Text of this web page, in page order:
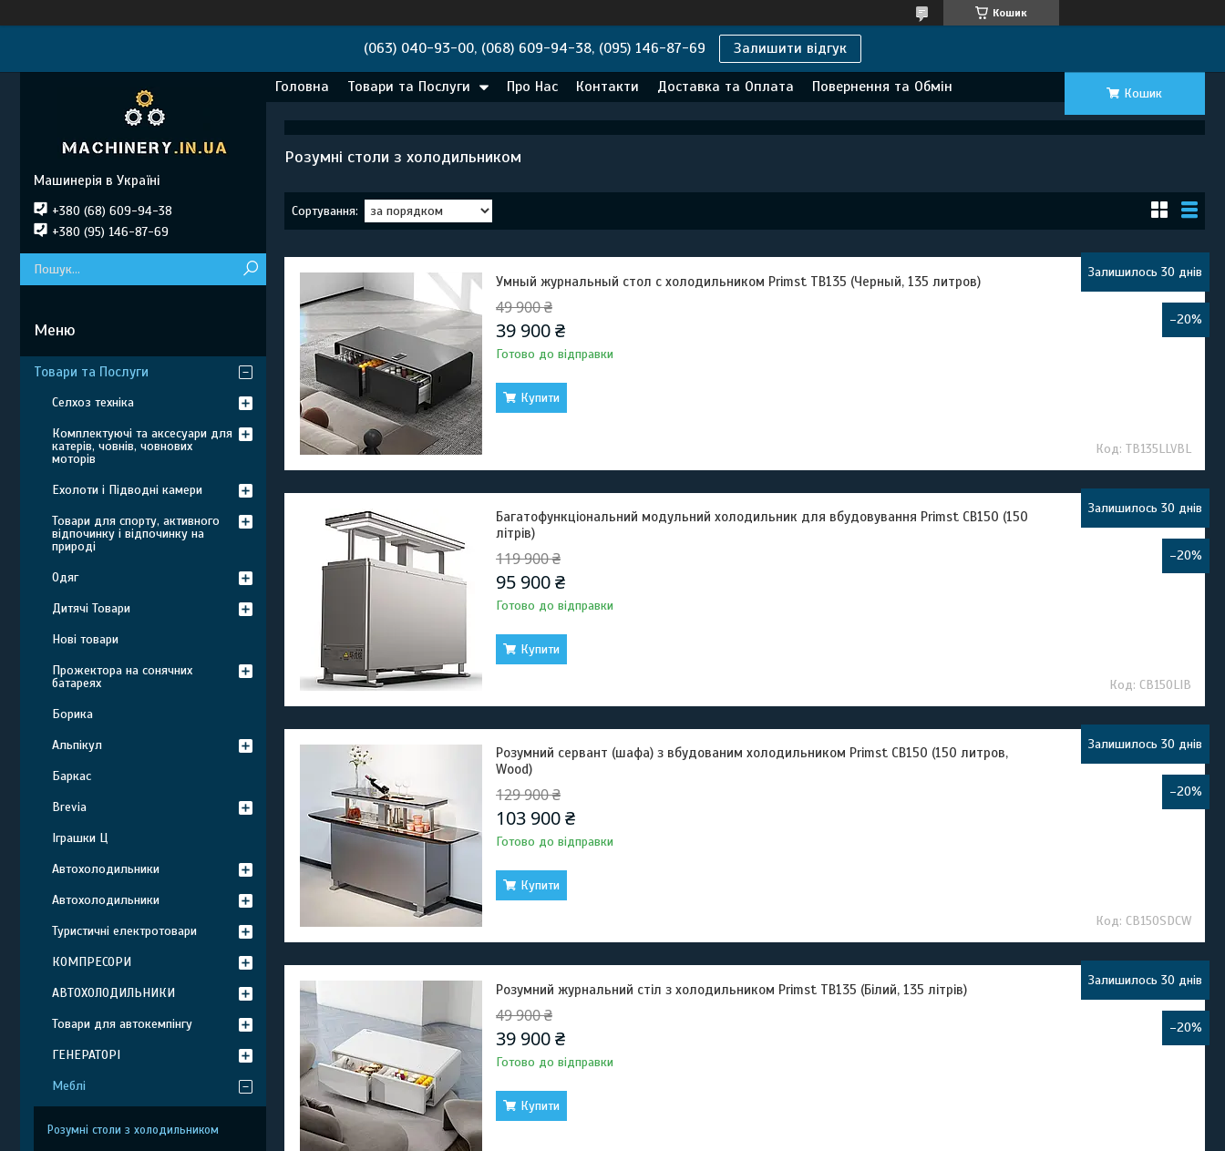
Кошик
(063) 040-93-00, (068) 609-94-38, (095) 146-87-69 Залишити відгук
Головна Товари та Послуги Про Нас Контакти Доставка та Оплата Повернення та Обмін Кошик
Розумні столи з холодильником
–20%
Залишилось 30 днів
Умный журнальный стол с холодильником Primst TB135 (Черный, 135 литров)
49 900 ₴
39 900 ₴
Готово до відправки
Купити
TB135LLVBL
–20%
Залишилось 30 днів
Багатофункціональний модульний холодильник для вбудовування Primst CB150 (150
літрів)
119 900 ₴
95 900 ₴
Готово до відправки
Купити
CB150LIB
–20%
Залишилось 30 днів
Розумний сервант (шафа) з вбудованим холодильником Primst CB150 (150 литров,
Wood)
129 900 ₴
103 900 ₴
Готово до відправки
Купити
CB150SDCW
–20%
Залишилось 30 днів
Розумний журнальний стіл з холодильником Primst TB135 (Білий, 135 літрів)
49 900 ₴
39 900 ₴
Готово до відправки
Купити
Машинерія в Україні
+380 (68) 609-94-38
+380 (95) 146-87-69
Товари та Послуги
Селхоз техніка
Комплектуючі та аксесуари для
катерів, човнів, човнових
моторів
Ехолоти і Підводні камери
Товари для спорту, активного
відпочинку і відпочинку на
природі
Одяг
Дитячі Товари
Нові товари
Прожектора на сонячних
батареях
Борика
Альпікул
Баркас
Brevia
Іграшки Ц
Автохолодильники
Автохолодильники
Туристичні електротовари
КОМПРЕСОРИ
АВТОХОЛОДИЛЬНИКИ
Товари для автокемпінгу
ГЕНЕРАТОРІ
Меблі
Розумні столи з холодильником